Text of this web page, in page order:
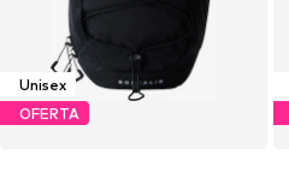
Unisex
OFERTA